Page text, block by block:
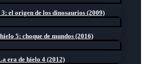
el origen de los dinosaurios (2009)
5: choque de mundos (2016)
era de hielo 4 (2012)